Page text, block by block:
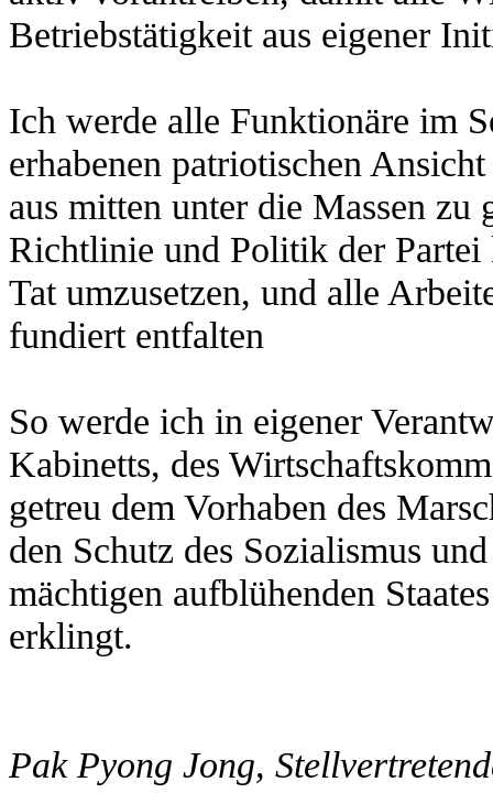
Betriebstätigkeit aus eigener
Ich werde alle Funktionäre im
erhabenen patriotischen
aus mitten unter die Massen
Richtlinie und Politik der Partei
Tat umzusetzen, und alle
fundiert entfalten
So werde ich in eigener
Kabinetts, des
getreu dem Vorhaben des
den Schutz des Sozialismus
mächtigen aufblühenden
erklingt.
Pak Pyong Jong,